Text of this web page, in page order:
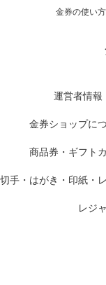
金券の使い
運営者情報
金券ショップに
商品券・ギフト
切手・はがき・印紙・